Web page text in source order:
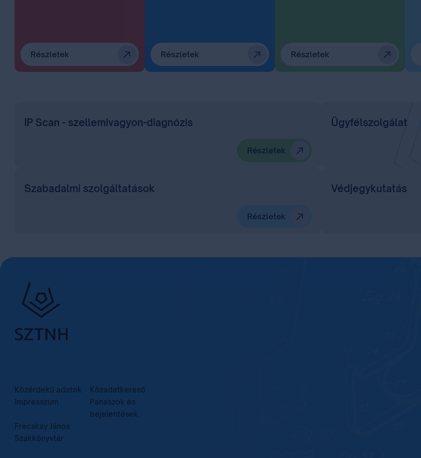
Részletek Részletek Részletek
IP Scan - szellemivagyon-diagnózis
Részletek
Ügyfélszolgálat
Szabadalmi szolgáltatások
Részletek
Védjegykutatás
Közérdekű adatok
Közadatkereső
Impresszum
Panaszok és
bejelentések
Frecskay János
Szakkönyvtár